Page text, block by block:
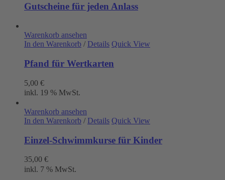
Gutscheine für jeden Anlass
Warenkorb ansehen
In den Warenkorb / Details Quick View
Pfand für Wertkarten
5,00 €
inkl. 19 % MwSt.
Warenkorb ansehen
In den Warenkorb / Details Quick View
Einzel-Schwimmkurse für Kinder
35,00 €
inkl. 7 % MwSt.